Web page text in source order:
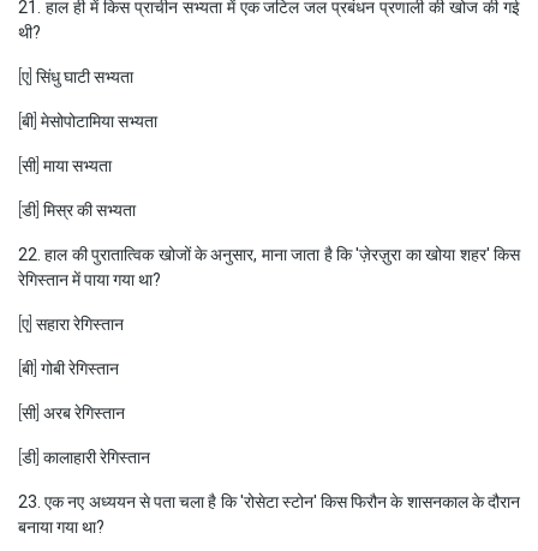
21. हाल ही में किस प्राचीन सभ्यता में एक जटिल जल प्रबंधन प्रणाली की खोज की गई
थी?
[ए] सिंधु घाटी सभ्यता
[बी] मेसोपोटामिया सभ्यता
[सी] माया सभ्यता
[डी] मिस्र की सभ्यता
22. हाल की पुरातात्विक खोजों के अनुसार, माना जाता है कि 'ज़ेरज़ुरा का खोया शहर' किस
रेगिस्तान में पाया गया था?
[ए] सहारा रेगिस्तान
[बी] गोबी रेगिस्तान
[सी] अरब रेगिस्तान
[डी] कालाहारी रेगिस्तान
23. एक नए अध्ययन से पता चला है कि 'रोसेटा स्टोन' किस फिरौन के शासनकाल के दौरान
बनाया गया था?